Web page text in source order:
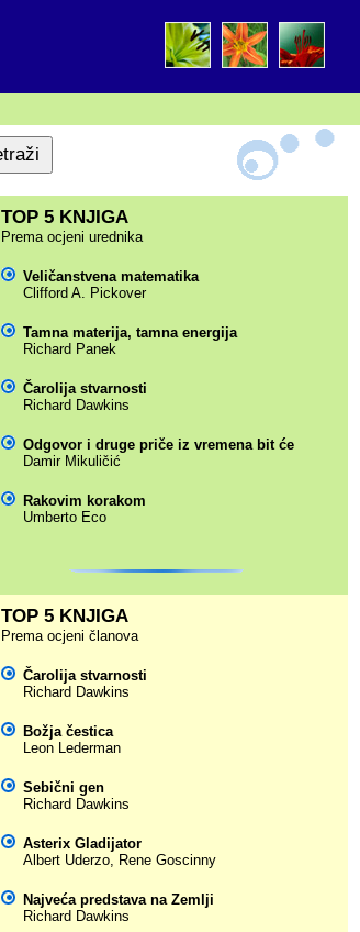
TOP 5 KNJIGA
Prema ocjeni urednika
Veličanstvena matematika
Clifford A. Pickover
Tamna materija, tamna energija
Richard Panek
Čarolija stvarnosti
Richard Dawkins
Odgovor i druge priče iz vremena bit će
Damir Mikuličić
Rakovim korakom
Umberto Eco
TOP 5 KNJIGA
Prema ocjeni članova
Čarolija stvarnosti
Richard Dawkins
Božja čestica
Leon Lederman
Sebični gen
Richard Dawkins
Asterix Gladijator
Albert Uderzo, Rene Goscinny
Najveća predstava na Zemlji
Richard Dawkins